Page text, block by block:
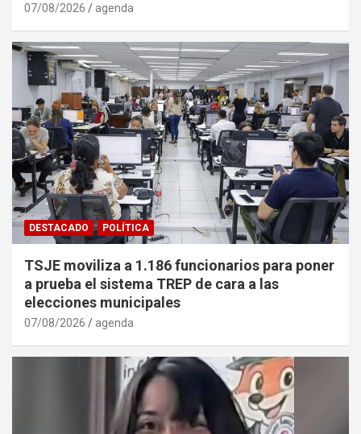
07/08/2026 agenda
DESTACADO POLÍTICA
TSJE moviliza a 1.186 funcionarios para poner
a prueba el sistema TREP de cara a las
elecciones municipales
07/08/2026 agenda